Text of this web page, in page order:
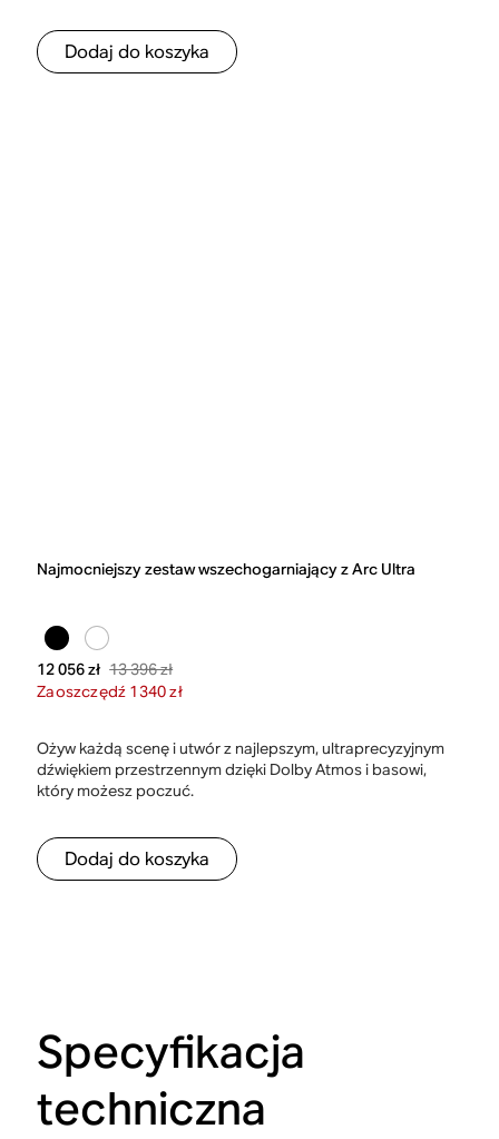
Dodaj do koszyka
Najmocniejszy zestaw wszechogarniający z Arc Ultra
12 056 zł 13 396 zł
Zaoszczędź 1340 zł
Ożyw każdą scenę i utwór z najlepszym, ultraprecyzyjnym
dźwiękiem przestrzennym dzięki Dolby Atmos i basowi,
który możesz poczuć.
Dodaj do koszyka
Specyfikacja
techniczna